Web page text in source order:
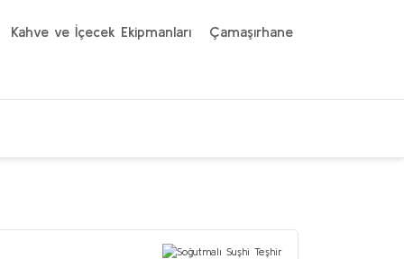
Kahve ve İçecek Ekipmanları Çamaşırhane